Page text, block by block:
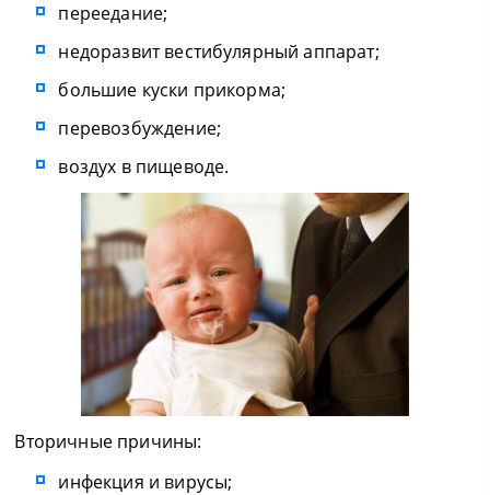
переедание;
недоразвит вестибулярный аппарат;
большие куски прикорма;
перевозбуждение;
воздух в пищеводе.
Вторичные причины:
инфекция и вирусы;